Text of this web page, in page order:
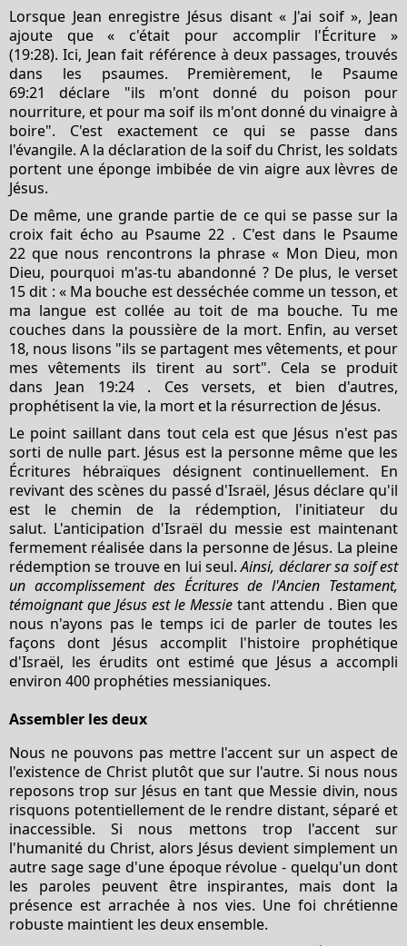
Lorsque Jean enregistre Jésus disant « J'ai soif », Jean
ajoute que « c'était pour accomplir l'Écriture »
(19:28). Ici, Jean fait référence à deux passages, trouvés
dans les psaumes. Premièrement, le Psaume
69:21 déclare "ils m'ont donné du poison pour
nourriture, et pour ma soif ils m'ont donné du vinaigre à
boire". C'est exactement ce qui se passe dans
l'évangile. A la déclaration de la soif du Christ, les soldats
portent une éponge imbibée de vin aigre aux lèvres de
Jésus.
De même, une grande partie de ce qui se passe sur la
croix fait écho au Psaume 22 . C'est dans le Psaume
22 que nous rencontrons la phrase « Mon Dieu, mon
Dieu, pourquoi m'as-tu abandonné ? De plus, le verset
15 dit : « Ma bouche est desséchée comme un tesson, et
ma langue est collée au toit de ma bouche. Tu me
couches dans la poussière de la mort. Enfin, au verset
18, nous lisons "ils se partagent mes vêtements, et pour
mes vêtements ils tirent au sort". Cela se produit
dans Jean 19:24 . Ces versets, et bien d'autres,
prophétisent la vie, la mort et la résurrection de Jésus.
Le point saillant dans tout cela est que Jésus n'est pas
sorti de nulle part. Jésus est la personne même que les
Écritures hébraïques désignent continuellement. En
revivant des scènes du passé d'Israël, Jésus déclare qu'il
est le chemin de la rédemption, l'initiateur du
salut. L'anticipation d'Israël du messie est maintenant
fermement réalisée dans la personne de Jésus. La pleine
rédemption se trouve en lui seul.Ainsi, déclarer sa soif est
un accomplissement des Écritures de l'Ancien Testament,
témoignant que Jésus est le Messie tant attendu . Bien que
nous n'ayons pas le temps ici de parler de toutes les
façons dont Jésus accomplit l'histoire prophétique
d'Israël, les érudits ont estimé que Jésus a accompli
environ 400 prophéties messianiques.
Assembler les deux
Nous ne pouvons pas mettre l'accent sur un aspect de
l'existence de Christ plutôt que sur l'autre. Si nous nous
reposons trop sur Jésus en tant que Messie divin, nous
risquons potentiellement de le rendre distant, séparé et
inaccessible. Si nous mettons trop l'accent sur
l'humanité du Christ, alors Jésus devient simplement un
autre sage sage d'une époque révolue - quelqu'un dont
les paroles peuvent être inspirantes, mais dont la
présence est arrachée à nos vies. Une foi chrétienne
robuste maintient les deux ensemble.